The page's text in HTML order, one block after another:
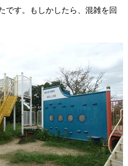
です。もしかしたら、混雑を回